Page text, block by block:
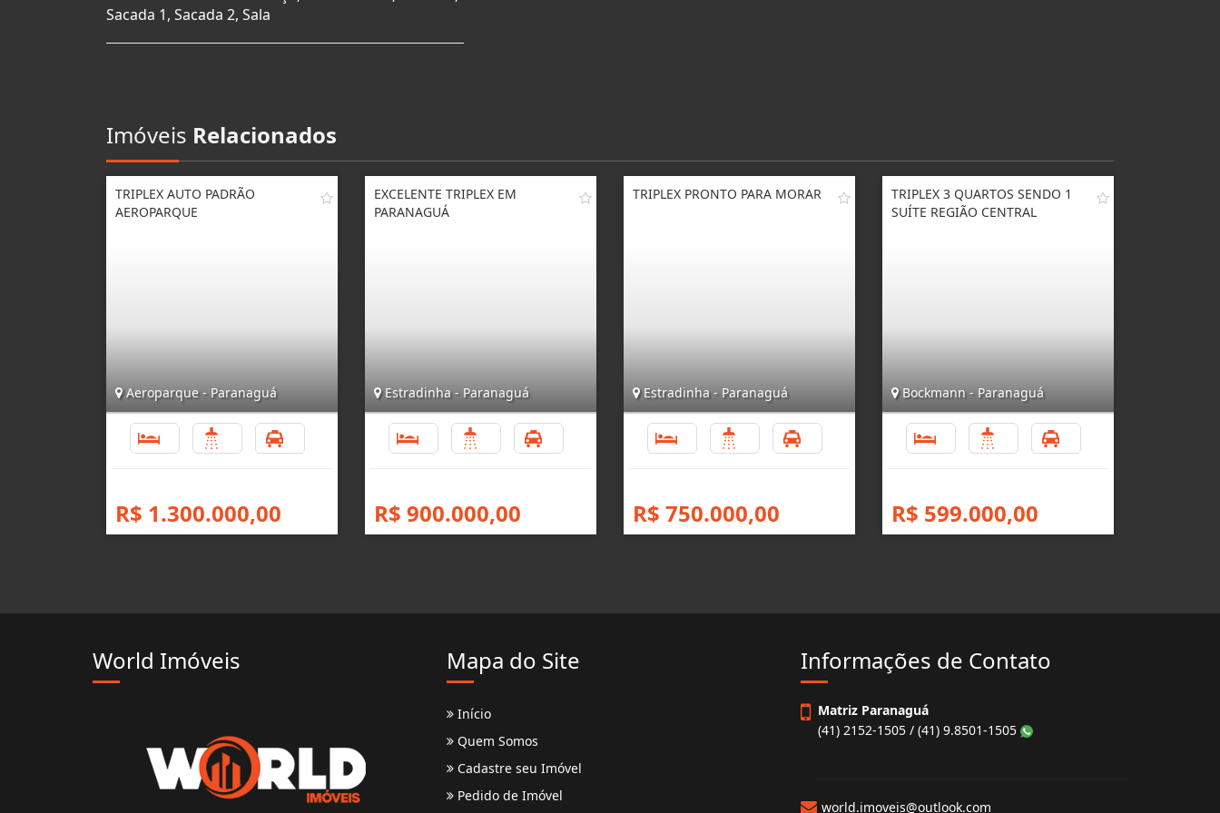
Sacada 1, Sacada 2, Sala
Imóveis Relacionados
TRIPLEX AUTO PADRÃO
AEROPARQUE
Aeroparque - Paranaguá
R$ 1.300.000,00
EXCELENTE TRIPLEX EM
PARANAGUÁ
Estradinha - Paranaguá
R$ 900.000,00
TRIPLEX PRONTO PARA MORAR
Estradinha - Paranaguá
R$ 750.000,00
TRIPLEX 3 QUARTOS SENDO 1
SUÍTE REGIÃO CENTRAL
Bockmann - Paranaguá
R$ 599.000,00
World Imóveis Mapa do Site
Início
Quem Somos
Cadastre seu Imóvel
Pedido de Imóvel
Informações de Contato
Matriz Paranaguá
(41) 2152-1505 / (41) 9.8501-1505
world.imoveis@outlook.com